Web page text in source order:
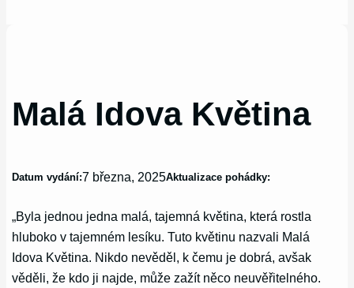
Malá Idova Květina
Datum vydání:7 března, 2025Aktualizace pohádky:
„Byla jednou jedna malá, tajemná květina, která rostla
hluboko v tajemném lesíku. Tuto květinu nazvali Malá
Idova Květina. Nikdo nevěděl, k čemu je dobrá, avšak
věděli, že kdo ji najde, může zažít něco neuvěřitelného.